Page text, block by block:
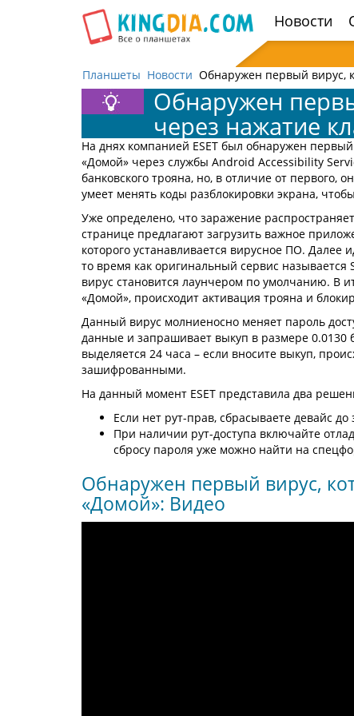
навигацию
Новости
Планшеты Новости Обнаружен первый вирус,
Обнаружен
через нажатие
На днях компанией ESET был обнаружен
«Домой» через службы Android Accessibility
банковского трояна, но, в отличие от первого,
умеет менять коды разблокировки экрана,
Уже определено, что заражение
странице предлагают загрузить важное
которого устанавливается вирусное ПО. Далее
то время как оригинальный сервис
вирус становится лаунчером по умолчанию. В
«Домой», происходит активация трояна и
Данный вирус молниеносно меняет пароль
данные и запрашивает выкуп в размере 0.0130
выделяется 24 часа – если вносите выкуп,
зашифрованными.
На данный момент ESET представила два
Если нет рут-прав, сбрасываете девайс до
При наличии рут-доступа включайте
сбросу пароля уже можно найти на
Обнаружен первый вирус,
«Домой»: Видео